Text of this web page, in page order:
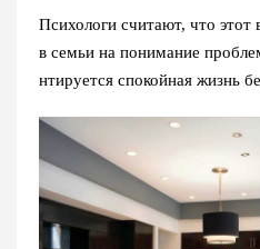
Психологи считают, что этот
в семьи на понимание
нтируется спокойная жизнь